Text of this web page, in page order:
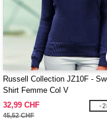
Russell Collection JZ10F -
Shirt Femme Col V
32,99 CHF
45,52 CHF
-